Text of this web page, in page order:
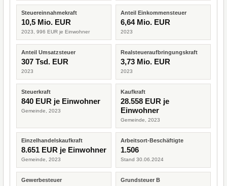
Steuereinnahmekraft
10,5 Mio. EUR
2023, 996 EUR je Einwohner
Anteil Einkommensteuer
6,64 Mio. EUR
2023
Anteil Umsatzsteuer
307 Tsd. EUR
2023
Realsteueraufbringungskraft
3,73 Mio. EUR
2023
Steuerkraft
840 EUR je Einwohner
Gemeinde, 2023
Kaufkraft
28.558 EUR je
Einwohner
Gemeinde, 2023
Einzelhandelskaufkraft
8.651 EUR je Einwohner
Gemeinde, 2023
Arbeitsort-Beschäftigte
1.506
Stand 30.06.2024
Gewerbesteuer Grundsteuer B